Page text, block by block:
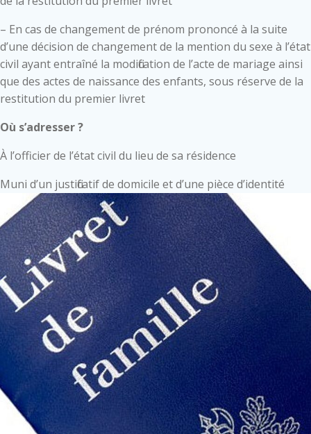
– En cas de changement de prénom prononcé à la suite
d’une décision de changement de la mention du sexe à l’état
civil ayant entraîné la modification de l’acte de mariage ainsi
que des actes de naissance des enfants, sous réserve de la
restitution du premier livret
Où s’adresser ?
À l’officier de l’état civil du lieu de sa résidence
Muni d’un justificatif de domicile et d’une pièce d’identité